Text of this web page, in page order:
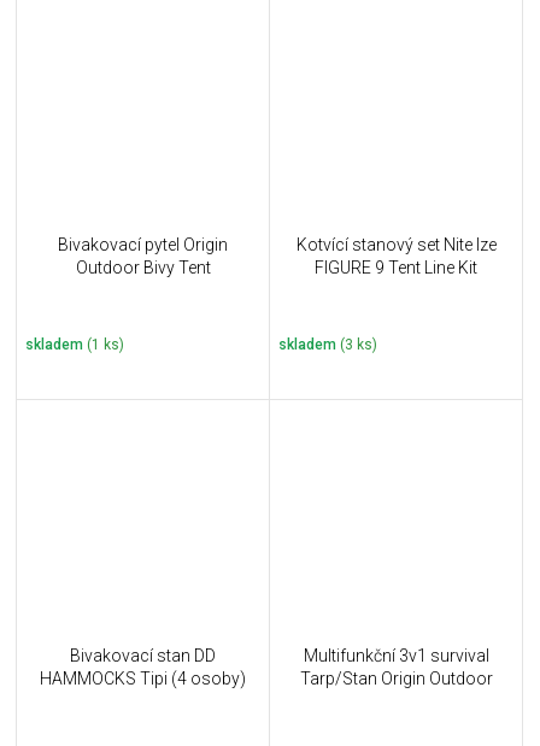
Bivakovací pytel Origin
Outdoor Bivy Tent
skladem (1 ks)
Kotvící stanový set Nite Ize
FIGURE 9 Tent Line Kit
skladem (3 ks)
Bivakovací stan DD
HAMMOCKS Tipi (4 osoby)
Multifunkční 3v1 survival
Tarp/Stan Origin Outdoor